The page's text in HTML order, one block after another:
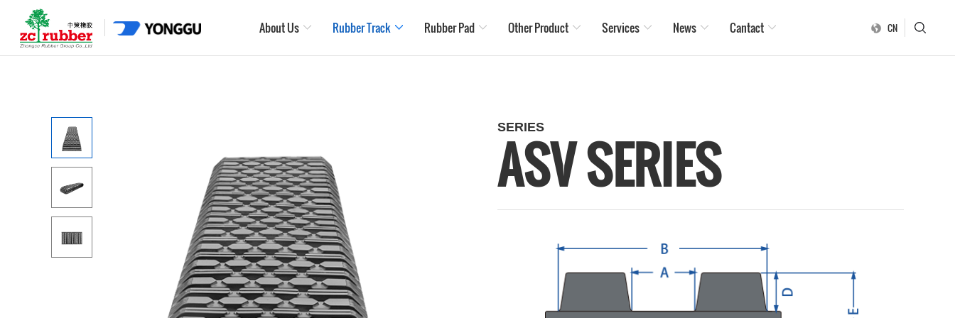
CN
About Us Rubber Track Rubber Pad Other Product Services News Cantact
SERIES
ASV SERIES